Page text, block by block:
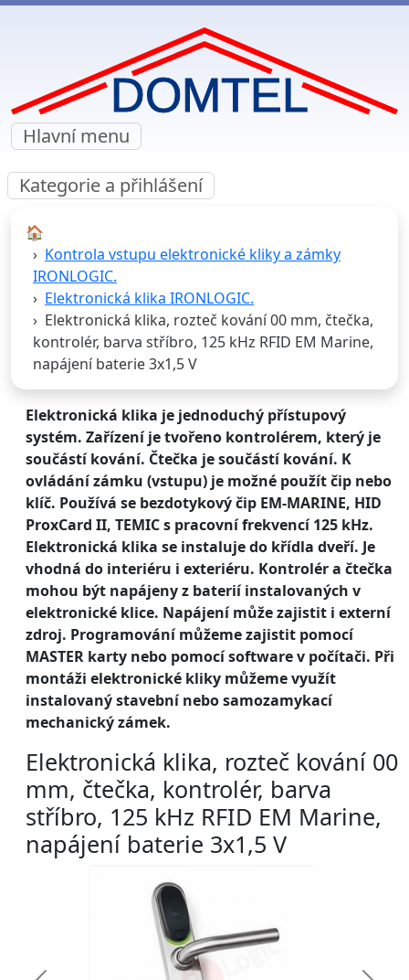
Hlavní menu
Kategorie a přihlášení
🏠︎
Kontrola vstupu elektronické kliky a zámky
IRONLOGIC.
Elektronická klika IRONLOGIC.
Elektronická klika, rozteč kování 00 mm, čtečka,
kontrolér, barva stříbro, 125 kHz RFID EM Marine,
napájení baterie 3x1,5 V
Elektronická klika je jednoduchý přístupový
systém. Zařízení je tvořeno kontrolérem, který je
součástí kování. Čtečka je součástí kování. K
ovládání zámku (vstupu) je možné použít čip nebo
klíč. Používá se bezdotykový čip EM-MARINE, HID
ProxCard II, TEMIC s pracovní frekvencí 125 kHz.
Elektronická klika se instaluje do křídla dveří. Je
vhodná do interiéru i exteriéru. Kontrolér a čtečka
mohou být napájeny z baterií instalovaných v
elektronické klice. Napájení může zajistit i externí
zdroj. Programování můžeme zajistit pomocí
MASTER karty nebo pomocí software v počítači. Při
montáži elektronické kliky můžeme využít
instalovaný stavební nebo samozamykací
mechanický zámek.
Elektronická klika, rozteč kování 00
mm, čtečka, kontrolér, barva
stříbro, 125 kHz RFID EM Marine,
napájení baterie 3x1,5 V